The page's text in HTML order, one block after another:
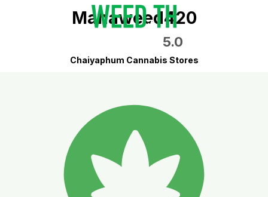
Mahaweed420
5.0
Chaiyaphum Cannabis Stores